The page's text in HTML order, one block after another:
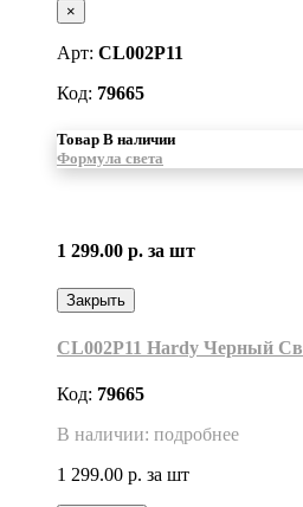
×
Арт: CL002P11
Код: 79665
Товар В наличии
Формула света
1 299.00 р. за шт
Закрыть
CL002P11 Hardy Черный
Код: 79665
В наличии: подробнее
1 299.00 р. за шт